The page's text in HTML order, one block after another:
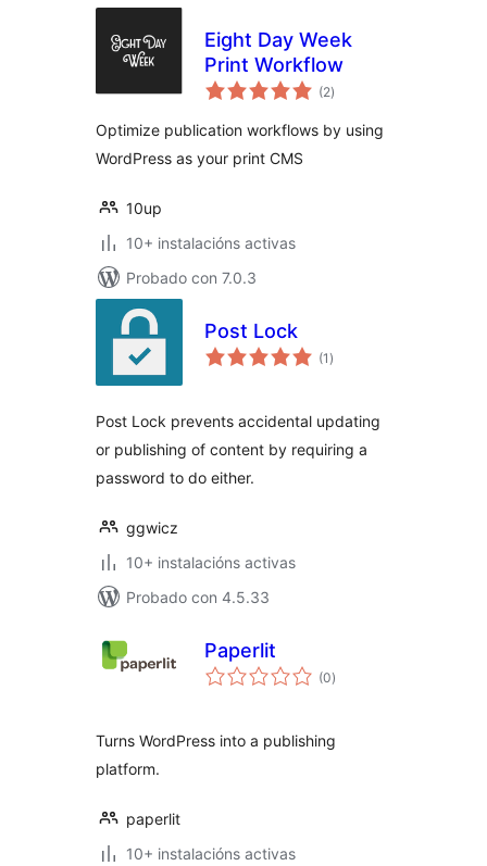
Eight Day Week
Print Workflow
(2valoracións
totais
)
Optimize publication workflows by using
WordPress as your print CMS
10up
10+ instalacións activas
Probado con 7.0.3
Post Lock
(1 valoracións
totais
)
Post Lock prevents accidental updating
or publishing of content by requiring a
password to do either.
ggwicz
10+ instalacións activas
Probado con 4.5.33
Paperlit
(0valoracións
totais
)
Turns WordPress into a publishing
platform.
paperlit
10+ instalacións activas